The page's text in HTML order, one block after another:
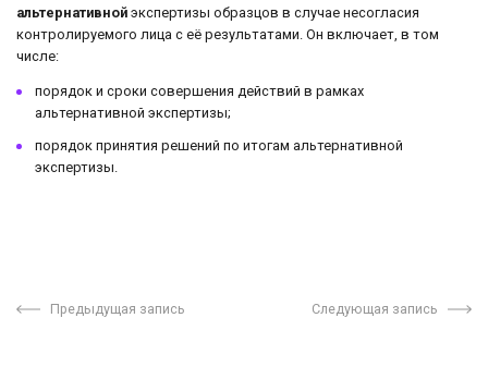
альтернативной экспертизы образцов в случае несогласия
контролируемого лица с её результатами. Он включает, в том
числе:
порядок и сроки совершения действий в рамках
альтернативной экспертизы;
порядок принятия решений по итогам альтернативной
экспертизы.
Предыдущая запись Следующая запись